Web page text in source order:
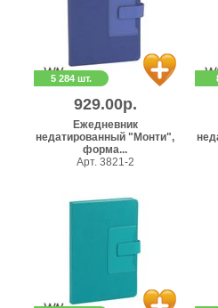
5 284 шт.
929.00р.
Ежедневник
недатированный "Монти",
форма...
Арт. 3821-2